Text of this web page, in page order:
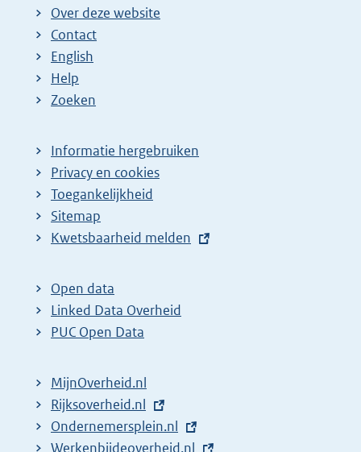
Over deze website
Contact
English
Help
Zoeken
Informatie hergebruiken
Privacy en cookies
Toegankelijkheid
Sitemap
E
t
e
r
l
i
n
Kwetsbaarheid melden
Open data
Linked Data Overheid
PUC Open Data
MijnOverheid.nl
E
x
t
Rijksoverheid.nl
E
x
Ondernemersplein.nl
E
Werkenbijdeoverheid.nl